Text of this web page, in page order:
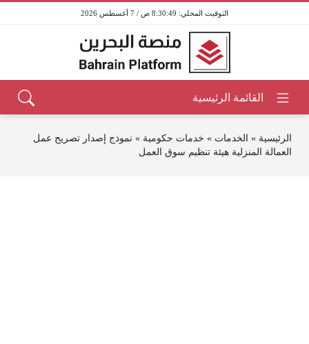
8:30:49 ص / 7 أغسطس 2026
الرئيسية » الخدمات » خدمات حكومية » نموذج إصدار تصريح عمل
العمالة المنزلية هيئة تنظيم سوق العمل